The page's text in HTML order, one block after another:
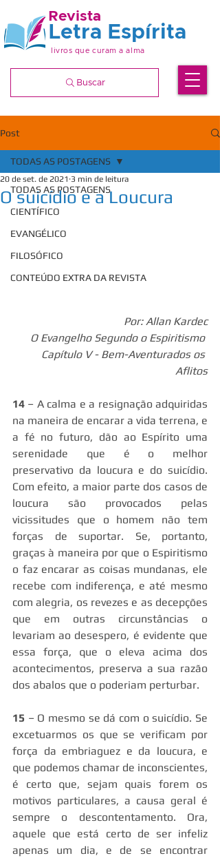
Revista
livros que curam a alma
Letra Espírita
Buscar
Post
TODAS AS POSTAGENS
CIENTÍFICO
EVANGÉLICO
FILOSÓFICO
CONTEÚDO EXTRA DA REVISTA
TODAS AS POSTAGENS
O suicídio e a Loucura
20 de set. de 2021 3 min de leitura
Por: Allan Kardec
O Evangelho Segundo o Espiritismo
Capítulo V - Bem-Aventurados os
Aflitos
14 – A calma e a resignação adquiridas
na maneira de encarar a vida terrena, e
a fé no futuro, dão ao Espírito uma
serenidade que é o melhor
preservativo da loucura e do suicídio.
Com efeito, a maior parte dos casos de
loucura são provocados pelas
vicissitudes que o homem não tem
forças de suportar. Se, portanto,
graças à maneira por que o Espiritismo
o faz encarar as coisas mundanas, ele
recebe com indiferença, e até mesmo
com alegria, os revezes e as decepções
que em outras circunstâncias o
levariam ao desespero, é evidente que
essa força, que o eleva acima dos
acontecimentos, preserva a sua razão
dos abalos que o poderiam perturbar.
15 – O mesmo se dá com o suicídio. Se
excetuarmos os que se verificam por
força da embriaguez e da loucura, e
que podemos chamar de inconscientes,
é certo que, sejam quais forem os
motivos particulares, a causa geral é
sempre o descontentamento. Ora,
aquele que está certo de ser infeliz
apenas um dia, e de se encontrar